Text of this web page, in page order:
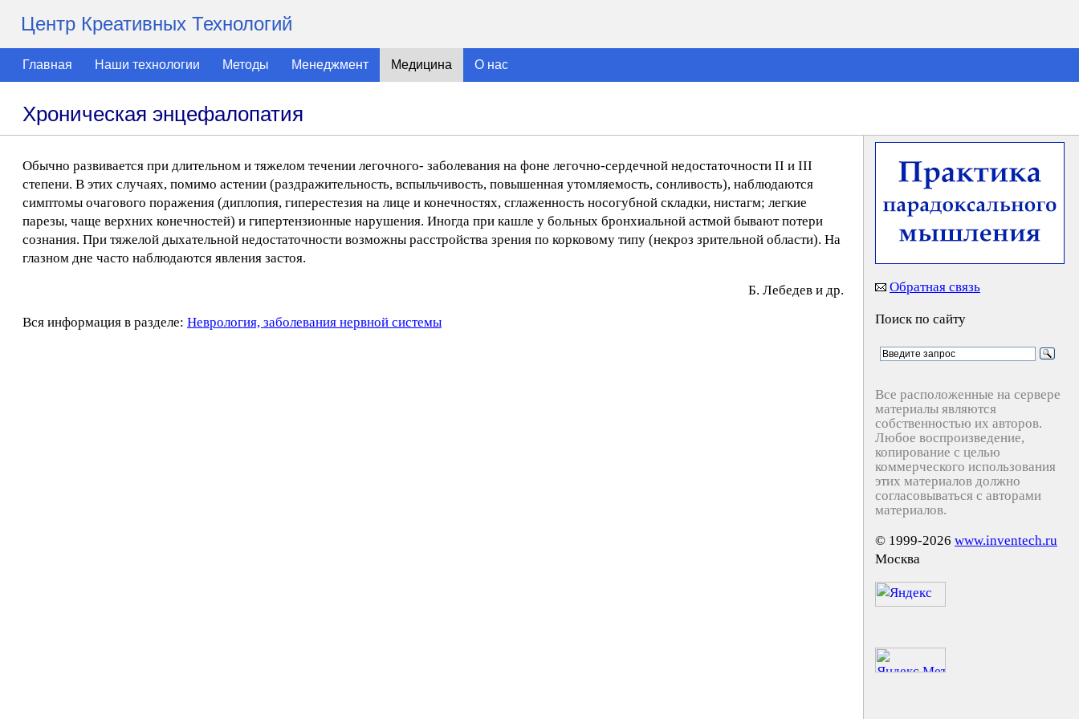
Центр Креативных Технологий
Главная Наши технологии Методы Менеджмент Медицина О нас
Хроническая энцефалопатия
Обычно развивается при длительном и тяжелом течении легочного- заболевания на фоне легочно-сердечной недостаточности II и III
степени. В этих случаях, помимо астении (раздражительность, вспыльчивость, повышенная утомляемость, сонливость), наблюдаются
симптомы очагового поражения (диплопия, гиперестезия на лице и конечностях, сглаженность носогубной складки, нистагм; легкие
парезы, чаще верхних конечностей) и гипертензионные нарушения. Иногда при кашле у больных бронхиальной астмой бывают потери
сознания. При тяжелой дыхательной недостаточности возможны расстройства зрения по корковому типу (некроз зрительной области). На
глазном дне часто наблюдаются явления застоя.
Б. Лeбeдeв и др.
Вся информация в разделе: Неврология, заболевания нервной системы
Обратная связь
Поиск по сайту
Все расположенные на сервере
материалы являются
собственностью их авторов.
Любое воспроизведение,
копирование с целью
коммерческого использования
этих материалов должно
согласовываться с авторами
материалов.
© 1999-2026 www.inventech.ru
Москва